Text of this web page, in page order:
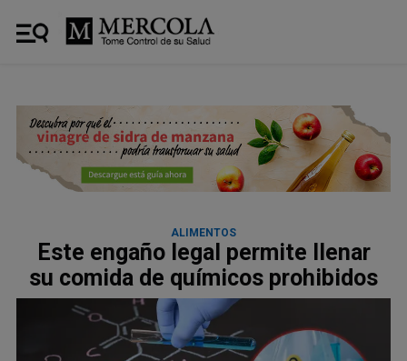
ALIMENTOS
Este engaño legal permite llenar
su comida de químicos prohibidos